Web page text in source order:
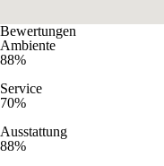
Bewertungen
Ambiente
88%
Service
70%
Ausstattung
88%